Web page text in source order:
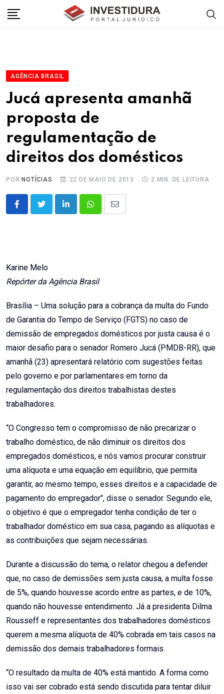
AGÊNCIA BRASIL
Jucá apresenta amanhã
proposta de
regulamentação de
direitos dos domésticos
POR NOTÍCIAS 22 DE MAIO DE 2013 2 MIN. DE LEITURA
LinkedInWhatsappShare
Karine Melo
Repórter da Agência Brasil
Brasília – Uma solução para a cobrança da multa do Fundo
de Garantia do Tempo de Serviço (FGTS) no caso de
demissão de empregados domésticos por justa causa é o
maior desafio para o senador Romero Jucá (PMDB-RR), que
amanhã (23) apresentará relatório com sugestões feitas
pelo governo e por parlamentares em torno da
regulamentação dos direitos trabalhistas destes
trabalhadores.
“O Congresso tem o compromisso de não precarizar o
trabalho doméstico, de não diminuir os direitos dos
empregados domésticos, e nós vamos procurar construir
uma alíquota e uma equação em equilíbrio, que permita
garantir, ao mesmo tempo, esses direitos e a capacidade de
pagamento do empregador", disse o senador. Segundo ele,
o objetivo é que o empregador tenha condição de ter o
trabalhador doméstico em sua casa, pagando as alíquotas e
as contribuições que sejam necessárias.
Durante a discussão do tema, o relator chegou a defender
que, no caso de demissões sem justa causa, a multa fosse
de 5%, quando houvesse acordo entre as partes, e de 10%,
quando não houvesse entendimento. Já a presidenta Dilma
Rousseff e representantes dos trabalhadores domésticos
querem a mesma alíquota de 40% cobrada em tais casos na
demissão dos demais trabalhadores formais.
“O resultado da multa de 40% está mantido. A forma como
isso vai ser cobrado está sendo discutida para tentar diluir